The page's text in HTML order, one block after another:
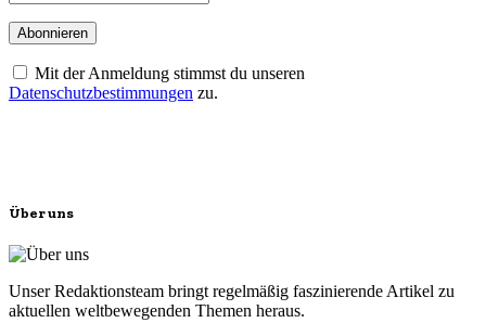
Mit der Anmeldung stimmst du unseren
Datenschutzbestimmungen zu.
Über uns
Unser Redaktionsteam bringt regelmäßig faszinierende Artikel zu
aktuellen weltbewegenden Themen heraus.